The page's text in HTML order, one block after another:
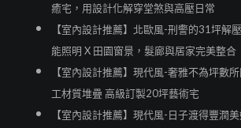
癒宅，用設計化解穿堂煞與高壓日常
【室內設計推薦】北歐風-刑警的31坪解
能照明 X 田園窗景，髮廊與居家完美整合
【室內設計推薦】現代風-奢雅不為坪數
工材質堆疊 高級訂製20坪藝術宅
【室內設計推薦】現代風-日子渡得豐潤